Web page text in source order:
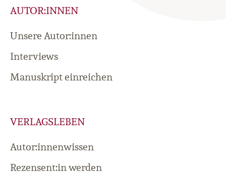
AUTOR:INNEN
Unsere Autor:innen
Interviews
Manuskript einreichen
VERLAGSLEBEN
Autor:innenwissen
Rezensent:in werden